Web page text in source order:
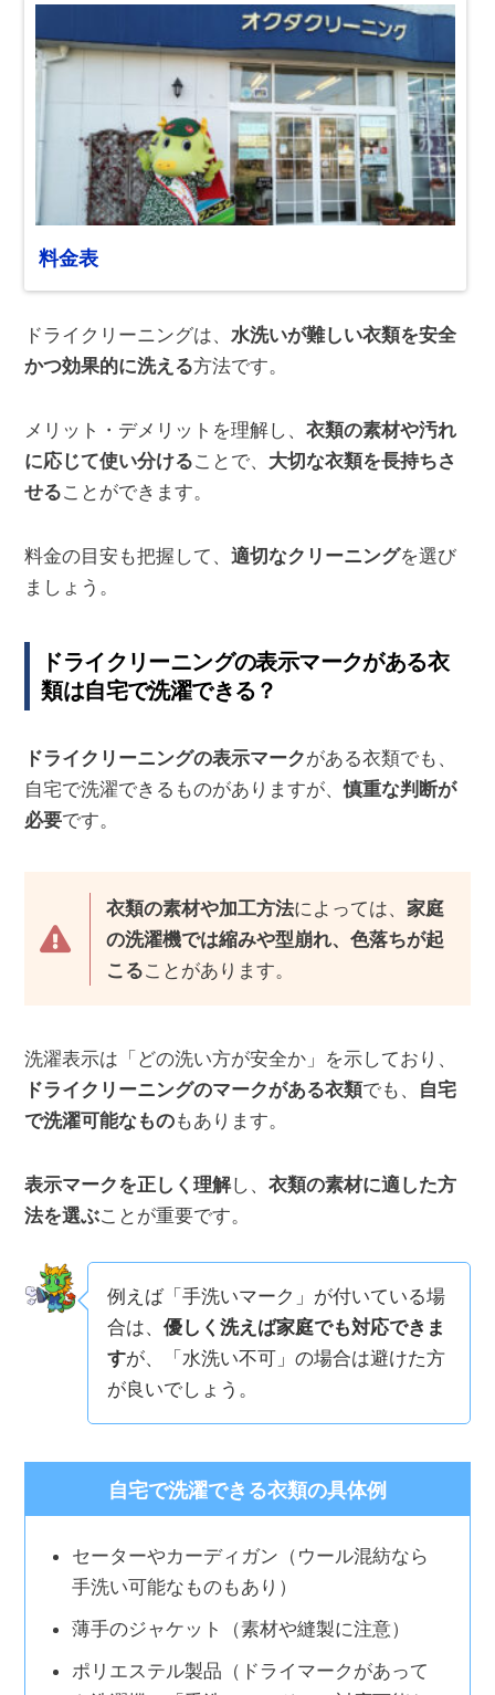
料金表
ドライクリーニングは、 水洗いが難しい衣類を安全
かつ効果的に洗える方法です。
メリット・デメリットを理解し、衣類の素材や汚れ
に応じて使い分けることで、 大切な衣類を長持ちさ
せることができます。
料金の目安も把握して、適切なクリーニングを選び
ましょう。
ドライクリーニングの表示マークがある衣
類は自宅で洗濯できる？
ドライクリーニングの表示マークがある衣類でも、
自宅で洗濯できるものがありますが、慎重な判断が
必要です。
衣類の素材や加工方法によっては、 家庭
の洗濯機では縮みや型崩れ、色落ちが起
こることがあります。
洗濯表示は「どの洗い方が安全か」を示しており、
ドライクリーニングのマークがある衣類でも、 自宅
で洗濯可能なものもあります。
表示マークを正しく理解し、衣類の素材に適した方
法を選ぶことが重要です。
例えば「手洗いマーク」が付いている場
合は、優しく洗えば家庭でも対応できま
すが、「水洗い不可」の場合は避けた方
が良いでしょう。
自宅で洗濯できる衣類の具体例
セーターやカーディガン（ウール混紡なら
手洗い可能なものもあり）
薄手のジャケット（素材や縫製に注意）
ポリエステル製品（ドライマークがあって